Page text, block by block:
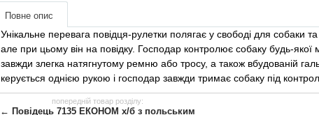
Повне опис
Унікальне перевага повідця-рулетки полягає у свободі для собаки
але при цьому він на повідку. Господар контролює собаку будь-
завжди злегка натягнутому ремню або тросу, а також вбудованій
керується однією рукою і господар завжди тримає собаку під
попередній товар розділу:
← Повідець 7135 ЕКОНОМ х/б з польським